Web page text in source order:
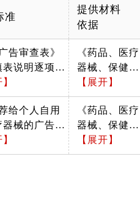
准
提供材料
依据
告审查表》
表说明逐项填
，按要求加盖
公章，通过网
请加盖电子
上传加盖公章
件。申请人、
、法定代表人
《药品、医疗
器械、保健食
品、特殊医学
用途配方食品
广告审查管理
暂行办法》
【展开】
给个人自用
器械的广告，
著标明“请仔
产品说明书或
《药品、医疗
器械、保健食
品、特殊医学
用途配方食品
【展开】